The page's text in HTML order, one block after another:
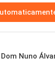
Nuno